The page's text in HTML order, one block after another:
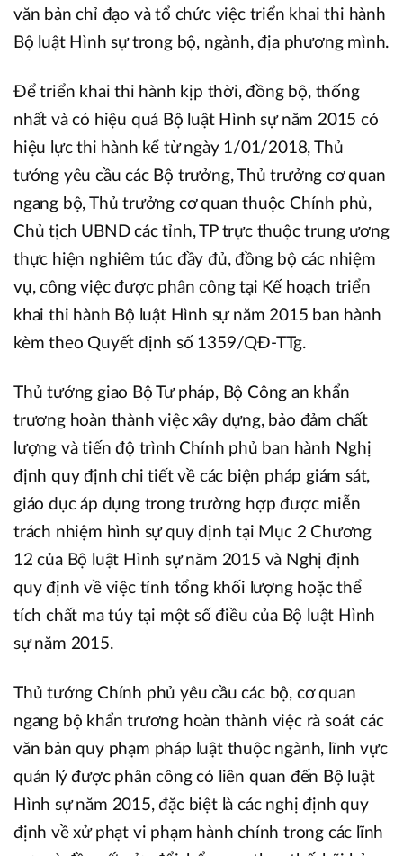
văn bản chỉ đạo và tổ chức việc triển khai thi hành
Bộ luật Hình sự trong bộ, ngành, địa phương mình.
Để triển khai thi hành kịp thời, đồng bộ, thống
nhất và có hiệu quả Bộ luật Hình sự năm 2015 có
hiệu lực thi hành kể từ ngày 1/01/2018, Thủ
tướng yêu cầu các Bộ trưởng, Thủ trưởng cơ quan
ngang bộ, Thủ trưởng cơ quan thuộc Chính phủ,
Chủ tịch UBND các tỉnh, TP trực thuộc trung ương
thực hiện nghiêm túc đầy đủ, đồng bộ các nhiệm
vụ, công việc được phân công tại Kế hoạch triển
khai thi hành Bộ luật Hình sự năm 2015 ban hành
kèm theo Quyết định số 1359/QĐ-TTg.
Thủ tướng giao Bộ Tư pháp, Bộ Công an khẩn
trương hoàn thành việc xây dựng, bảo đảm chất
lượng và tiến độ trình Chính phủ ban hành Nghị
định quy định chi tiết về các biện pháp giám sát,
giáo dục áp dụng trong trường hợp được miễn
trách nhiệm hình sự quy định tại Mục 2 Chương
12 của Bộ luật Hình sự năm 2015 và Nghị định
quy định về việc tính tổng khối lượng hoặc thể
tích chất ma túy tại một số điều của Bộ luật Hình
sự năm 2015.
Thủ tướng Chính phủ yêu cầu các bộ, cơ quan
ngang bộ khẩn trương hoàn thành việc rà soát các
văn bản quy phạm pháp luật thuộc ngành, lĩnh vực
quản lý được phân công có liên quan đến Bộ luật
Hình sự năm 2015, đặc biệt là các nghị định quy
định về xử phạt vi phạm hành chính trong các lĩnh